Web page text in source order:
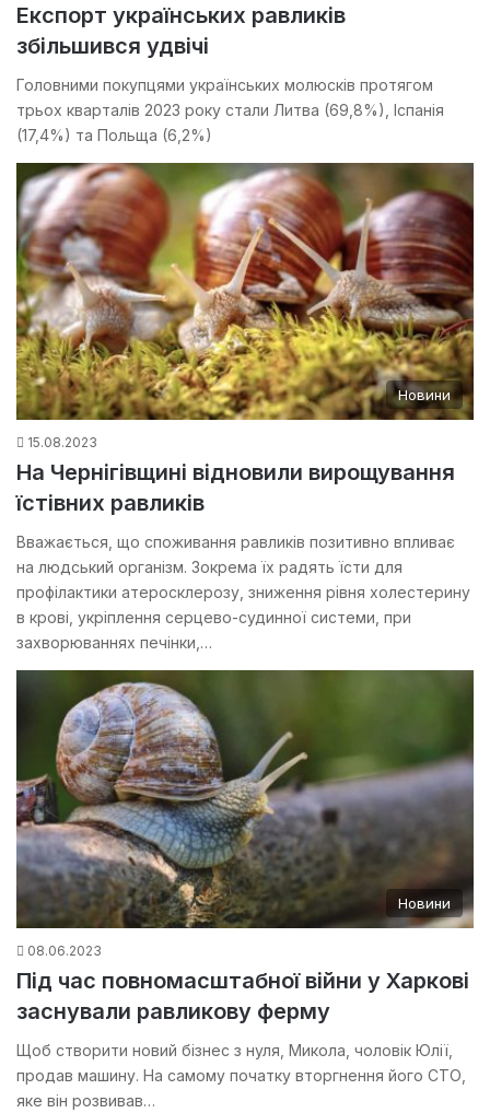
Експорт українських равликів
збільшився удвічі
Головними покупцями українських молюсків протягом
трьох кварталів 2023 року стали Литва (69,8%), Іспанія
(17,4%) та Польща (6,2%)
Новини
15.08.2023
На Чернігівщині відновили вирощування
їстівних равликів
Вважається, що споживання равликів позитивно впливає
на людський організм. Зокрема їх радять їсти для
профілактики атеросклерозу, зниження рівня холестерину
в крові, укріплення серцево-судинної системи, при
захворюваннях печінки,…
Новини
08.06.2023
Під час повномасштабної війни у Харкові
заснували равликову ферму
Щоб створити новий бізнес з нуля, Микола, чоловік Юлії,
продав машину. На самому початку вторгнення його СТО,
яке він розвивав…